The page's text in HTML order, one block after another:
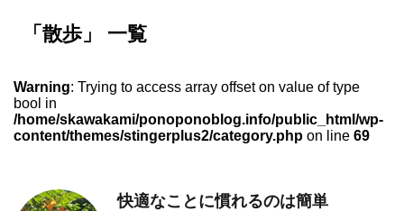
「散歩」 一覧
Warning: Trying to access array offset on value of type
bool in
/home/skawakami/ponoponoblog.info/public_html/wp-
content/themes/stingerplus2/category.php on line 69
快適なことに慣れるのは簡単